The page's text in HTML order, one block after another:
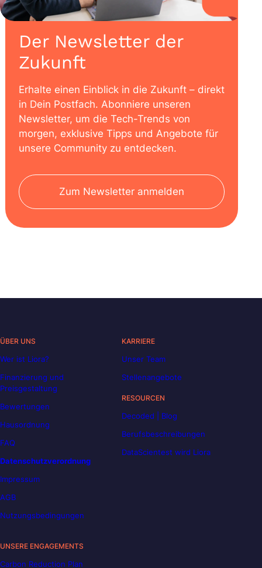
Der Newsletter der
Zukunft
Erhalte einen Einblick in die Zukunft – direkt
in Dein Postfach. Abonniere unseren
Newsletter, um die Tech-Trends von
morgen, exklusive Tipps und Angebote für
unsere Community zu entdecken.
Zum Newsletter anmelden
ÜBER UNS
Wer ist Liora?
Finanzierung und
Preisgestaltung
Bewertungen
Hausordnung
FAQ
Datenschutzverordnung
Impressum
AGB
Nutzungsbedingungen
KARRIERE
Unser Team
Stellenangebote
RESOURCEN
Decoded | Blog
Berufsbeschreibungen
DataScientest wird Liora
UNSERE ENGAGEMENTS
Carbon Reduction Plan